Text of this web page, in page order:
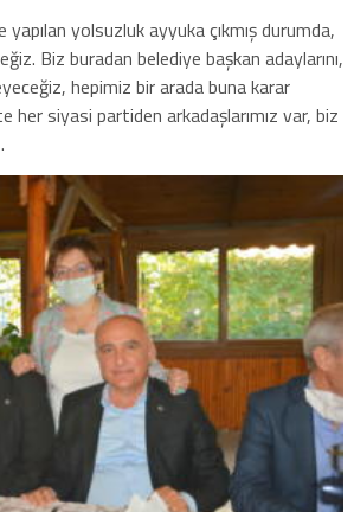
yolsuzluk ayyuka çıkmış durumda,
Biz buradan belediye başkan adaylarını,
hepimiz bir arada buna karar
her siyasi partiden arkadaşlarımız var, biz